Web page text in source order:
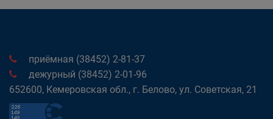
приёмная (38452) 2-81-37
дежурный (38452) 2-01-96
652600, Кемеровская обл., г. Белово, ул. Советская, 21